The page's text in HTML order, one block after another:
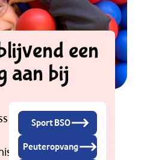
een
aan bij
Sport BSO
Peuteropvang